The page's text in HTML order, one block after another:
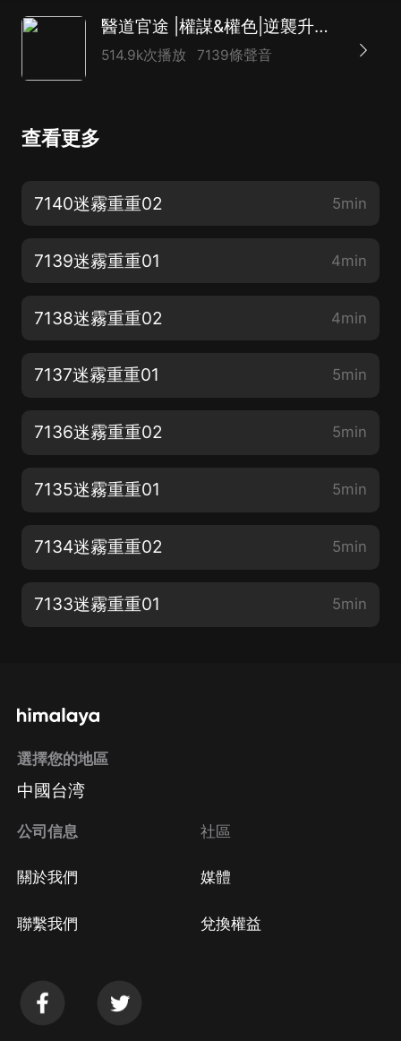
醫道官途 |權謀&權色|逆襲升遷|平步青雲
514.9k次播放 7139條聲音
查看更多
7140迷霧重重02 5min
7139迷霧重重01 4min
7138迷霧重重02 4min
7137迷霧重重01 5min
7136迷霧重重02 5min
7135迷霧重重01 5min
7134迷霧重重02 5min
7133迷霧重重01 5min
選擇您的地區
中國台湾
公司信息
關於我們
聯繫我們
社區
媒體
兌換權益